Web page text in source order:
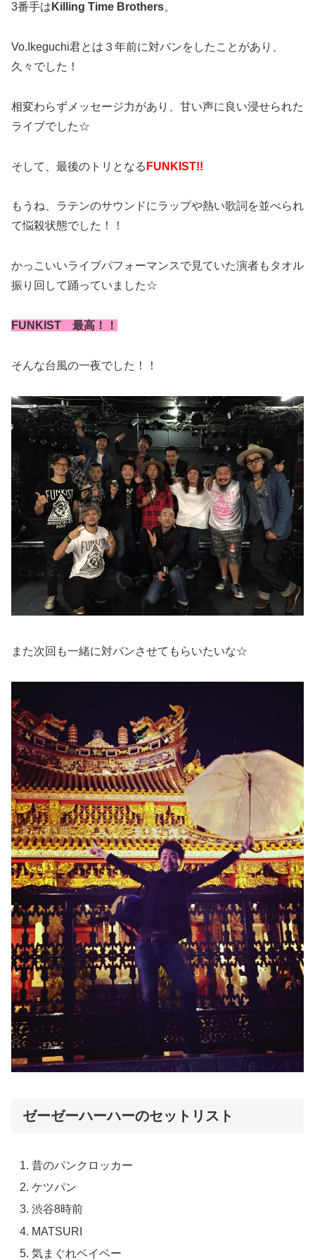
3番手は Killing Time Brothers。
Vo.Ikeguchi君とは３年前に対バンをしたことがあり、
久々でした！
相変わらずメッセージ力があり、甘い声に良い浸せられた
ライブでした☆
そして、最後のトリとなる FUNKIST!!
もうね、ラテンのサウンドにラップや熱い歌詞を並べられ
て悩殺状態でした！！
かっこいいライブパフォーマンスで見ていた演者もタオル
振り回して踊っていました☆
FUNKIST 最高！！
そんな台風の一夜でした！！
また次回も一緒に対バンさせてもらいたいな☆
ゼーゼーハーハーのセットリスト
昔のパンクロッカー
ケツパン
渋谷8時前
MATSURI
気まぐれベイベー